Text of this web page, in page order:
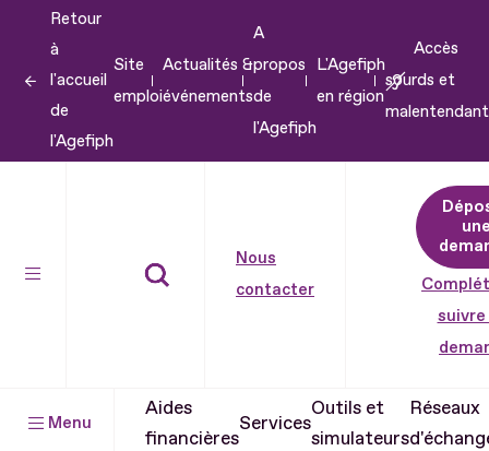
contenu
Retour
à
l'accueil
de
l'Agefiph
Site
emploi
Actualités &
événements
A
propos
de
l'Agefiph
L'Agefiph
en région
Accès
sourds et
Nous
contacter
suivre
Menu
Aides
financières
Services
Outils et
simulateurs
Réseaux